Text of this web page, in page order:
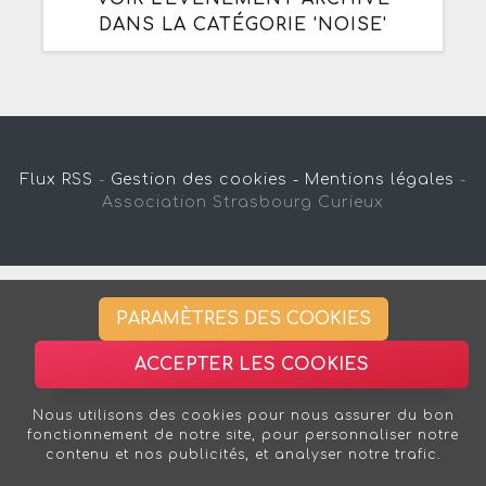
DANS LA CATÉGORIE 'NOISE'
Flux RSS - Gestion des cookies - Mentions légales -
Association Strasbourg Curieux
PARAMÈTRES DES COOKIES
ACCEPTER LES COOKIES
Nous utilisons des cookies pour nous assurer du bon
fonctionnement de notre site, pour personnaliser notre
contenu et nos publicités, et analyser notre trafic.